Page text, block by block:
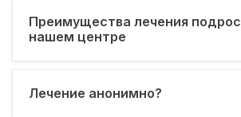
Преимущества лечения
нашем центре
Лечение анонимно?